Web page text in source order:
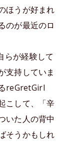
ほうが好まれ
のが最近のロ
が経験して
支持していま
reGretGirl
こして、「辛
いた人の背中
そうかもしれ